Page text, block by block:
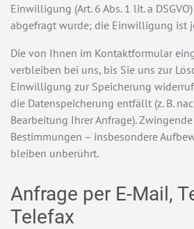
Einwilligung (Art. 6 Abs. 1 lit. a
abgefragt wurde; die Einwilligung ist
Die von Ihnen im Kontaktformular
verbleiben bei uns, bis Sie uns zur
Einwilligung zur Speicherung
die Datenspeicherung entfällt (z. B.
Bearbeitung Ihrer Anfrage).
Bestimmungen – insbesondere
bleiben unberührt.
Anfrage per E-Mail,
Telefax